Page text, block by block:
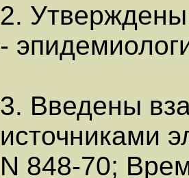
2. Утверждены
-
3. Введены
источниками
N 848-70;